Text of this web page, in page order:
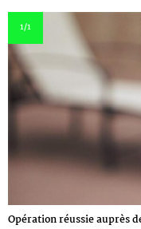
1/1
Opération réussie auprès